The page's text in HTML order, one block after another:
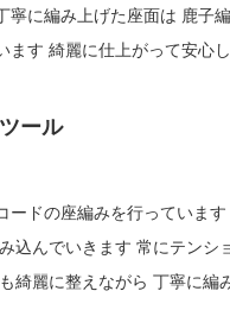
み上げた座面は 鹿子編みヘリンボー
仕上がって安心しました ご注文を受けてか
ール
ードの座編みを行っていま
ンをかけ続けながら編み込んでいき